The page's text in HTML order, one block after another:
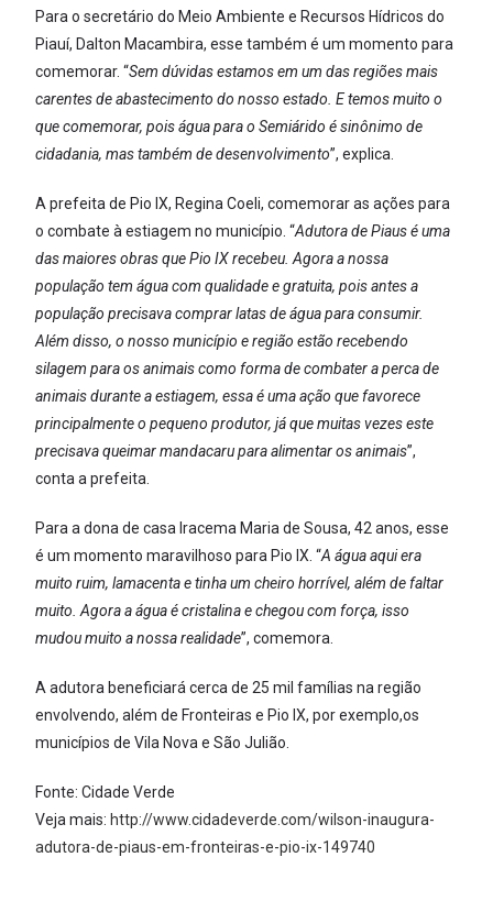
Para o secretário do Meio Ambiente e Recursos Hídricos do
Piauí, Dalton Macambira, esse também é um momento para
comemorar. “Sem dúvidas estamos em um das regiões mais
carentes de abastecimento do nosso estado. E temos muito o
que comemorar, pois água para o Semiárido é sinônimo de
cidadania, mas também de desenvolvimento”, explica.
A prefeita de Pio IX, Regina Coeli, comemorar as ações para
o combate à estiagem no município. “Adutora de Piaus é uma
das maiores obras que Pio IX recebeu. Agora a nossa
população tem água com qualidade e gratuita, pois antes a
população precisava comprar latas de água para consumir.
Além disso, o nosso município e região estão recebendo
silagem para os animais como forma de combater a perca de
animais durante a estiagem, essa é uma ação que favorece
principalmente o pequeno produtor, já que muitas vezes este
precisava queimar mandacaru para alimentar os animais”,
conta a prefeita.
Para a dona de casa Iracema Maria de Sousa, 42 anos, esse
é um momento maravilhoso para Pio IX. “A água aqui era
muito ruim, lamacenta e tinha um cheiro horrível, além de faltar
muito. Agora a água é cristalina e chegou com força, isso
mudou muito a nossa realidade”, comemora.
A adutora beneficiará cerca de 25 mil famílias na região
envolvendo, além de Fronteiras e Pio IX, por exemplo,os
municípios de Vila Nova e São Julião.
Fonte: Cidade Verde
Veja mais: http://www.cidadeverde.com/wilson-inaugura-
adutora-de-piaus-em-fronteiras-e-pio-ix-149740